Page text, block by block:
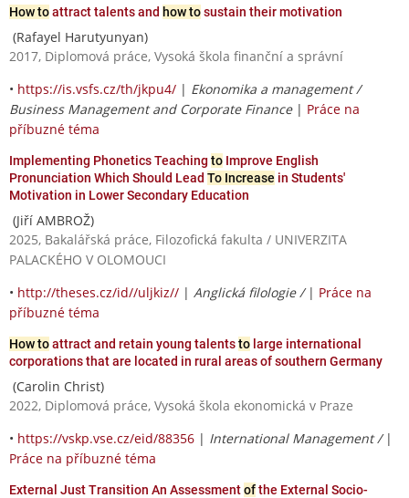
How toattract talents and how tosustain their motivation
(Rafayel Harutyunyan)
2017, Diplomová práce, Vysoká škola finanční a správní
• https://is.vsfs.cz/th/jkpu4/ | Ekonomika a management /
Business Management and Corporate Finance| Práce na
příbuzné téma
Implementing Phonetics Teaching to Improve English
Pronunciation Which Should Lead To Increase in Students'
Motivation in Lower Secondary Education
(Jiří AMBROŽ)
2025, Bakalářská práce, Filozofická fakulta / UNIVERZITA
PALACKÉHO V OLOMOUCI
• http://theses.cz/id//uljkiz// | Anglická filologie / | Práce na
příbuzné téma
How toattract and retain young talentsto large international
corporations that are located in rural areas of southern Germany
(Carolin Christ)
2022, Diplomová práce, Vysoká škola ekonomická v Praze
• https://vskp.vse.cz/eid/88356 | International Management / |
Práce na příbuzné téma
External Just Transition An Assessmentofthe External Socio-